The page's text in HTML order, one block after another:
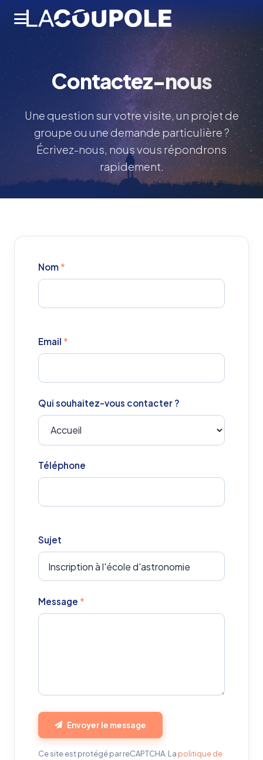
Contactez-nous
Une question sur votre visite, un projet de
groupe ou une demande particulière ?
Écrivez-nous, nous vous répondrons
rapidement.
Nom *
Email *
Qui souhaitez-vous contacter ?
Téléphone
Sujet
Message *
Envoyer le message
Ce site est protégé par reCAPTCHA. La politique de